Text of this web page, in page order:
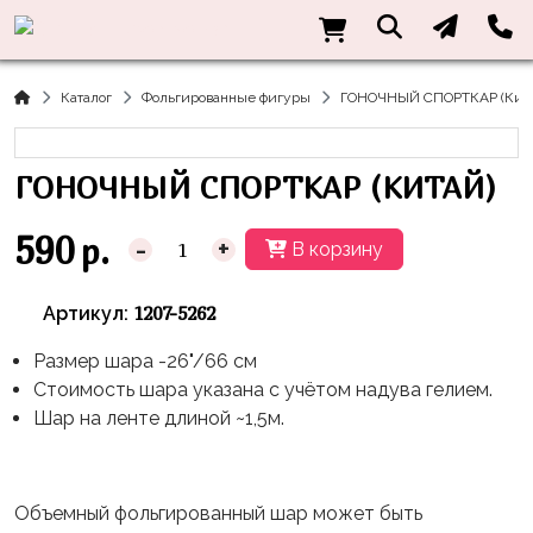
Каталог Фольгированные фигуры ГОНОЧНЫЙ СПОРТКАР
ГОНОЧНЫЙ СПОРТКАР (КИТАЙ)
590 р. - + В корзину
Артикул: 1207-5262
Размер шара -26"/66 см
Стоимость шара указана с учётом надува гелием.
Шар на ленте длиной ~1,5м.
Объемный фольгированный шар может быть
консультация?
Акции
Хиты
Каталог
Латексные
шары
без
рисунка
Латексные
с
рисунком
Фольгированные
Праздники
8
марта
23
февраля,
Родился
Рождения
День
Тематики
Оранжевая
Корова
Маша
и
Синий
Трактор
Баг
Информация
О нас
Доставка
и оплата
Скидки
Контакты
+7(910)888-